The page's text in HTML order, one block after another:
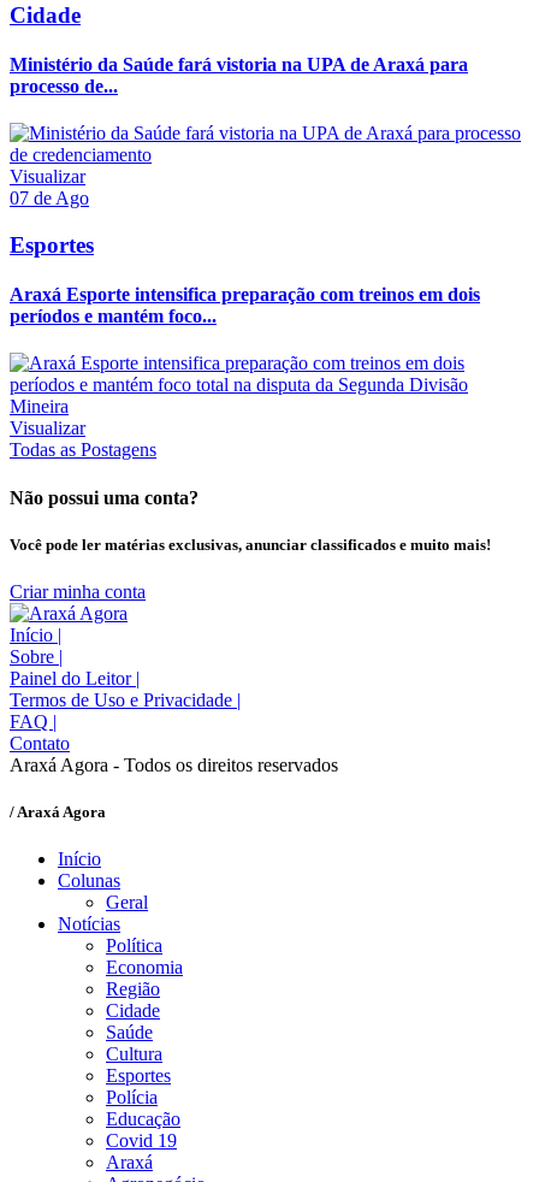
Cidade
Ministério da Saúde fará vistoria na UPA de Araxá para
processo de...
Visualizar
07 de Ago
Esportes
Araxá Esporte intensifica preparação com treinos em dois
períodos e mantém foco...
Visualizar
Todas as Postagens
Não possui uma conta?
Você pode ler matérias exclusivas, anunciar classificados e muito mais!
Criar minha conta
Início |
Sobre |
Painel do Leitor |
Termos de Uso e Privacidade |
FAQ |
Contato
Araxá Agora - Todos os direitos reservados
/ Araxá Agora
Início
Colunas
Geral
Notícias
Política
Economia
Região
Cidade
Saúde
Cultura
Esportes
Polícia
Educação
Covid 19
Araxá